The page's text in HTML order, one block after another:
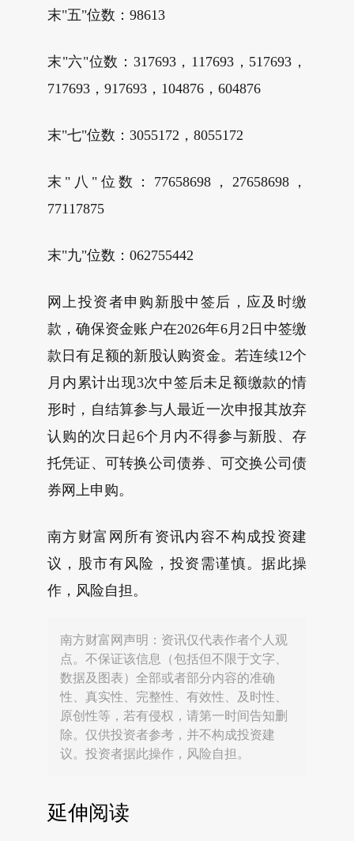
末"五"位数：98613
末"六"位数：317693，117693，517693，
717693，917693，104876，604876
末"七"位数：3055172，8055172
末"八"位数：77658698，27658698，
77117875
末"九"位数：062755442
网上投资者申购新股中签后，应及时缴
款，确保资金账户在2026年6月2日中签缴
款日有足额的新股认购资金。若连续12个
月内累计出现3次中签后未足额缴款的情
形时，自结算参与人最近一次申报其放弃
认购的次日起6个月内不得参与新股、存
托凭证、可转换公司债券、可交换公司债
券网上申购。
南方财富网所有资讯内容不构成投资建
议，股市有风险，投资需谨慎。据此操
作，风险自担。
南方财富网声明：资讯仅代表作者个人观
点。不保证该信息（包括但不限于文字、
数据及图表）全部或者部分内容的准确
性、真实性、完整性、有效性、及时性、
原创性等，若有侵权，请第一时间告知删
除。仅供投资者参考，并不构成投资建
议。投资者据此操作，风险自担。
延伸阅读